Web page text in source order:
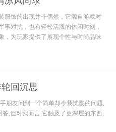
服饰的出现并非偶然，它源自游戏对
对抗，也有轻松活泼的休闲时刻，
，为玩家提供了展现个性与时尚品味
回沉思
朋友问到一个简单却令我恍惚的问题,
,但对我而言,它触及了更深层的东西,